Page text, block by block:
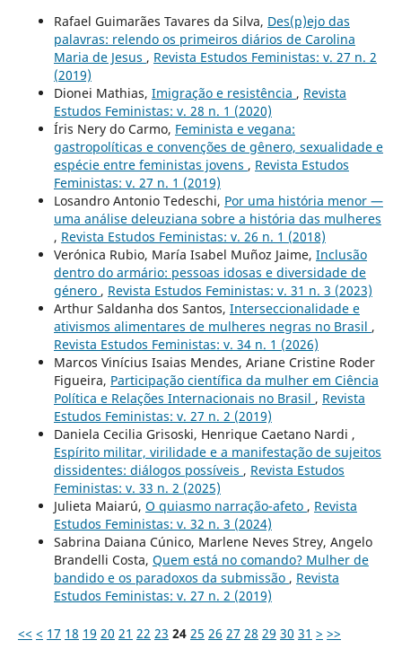
Rafael Guimarães Tavares da Silva, Des(p)ejo das
palavras: relendo os primeiros diários de Carolina
Maria de Jesus , Revista Estudos Feministas: v. 27 n. 2
(2019)
Dionei Mathias, Imigração e resistência , Revista
Estudos Feministas: v. 28 n. 1 (2020)
Íris Nery do Carmo, Feminista e vegana:
gastropolíticas e convenções de gênero, sexualidade e
espécie entre feministas jovens , Revista Estudos
Feministas: v. 27 n. 1 (2019)
Losandro Antonio Tedeschi, Por uma história menor —
uma análise deleuziana sobre a história das mulheres
, Revista Estudos Feministas: v. 26 n. 1 (2018)
Verónica Rubio, María Isabel Muñoz Jaime, Inclusão
dentro do armário: pessoas idosas e diversidade de
género , Revista Estudos Feministas: v. 31 n. 3 (2023)
Arthur Saldanha dos Santos, Interseccionalidade e
ativismos alimentares de mulheres negras no Brasil ,
Revista Estudos Feministas: v. 34 n. 1 (2026)
Marcos Vinícius Isaias Mendes, Ariane Cristine Roder
Figueira, Participação científica da mulher em Ciência
Política e Relações Internacionais no Brasil , Revista
Estudos Feministas: v. 27 n. 2 (2019)
Daniela Cecilia Grisoski, Henrique Caetano Nardi ,
Espírito militar, virilidade e a manifestação de sujeitos
dissidentes: diálogos possíveis , Revista Estudos
Feministas: v. 33 n. 2 (2025)
Julieta Maiarú, O quiasmo narração-afeto , Revista
Estudos Feministas: v. 32 n. 3 (2024)
Sabrina Daiana Cúnico, Marlene Neves Strey, Angelo
Brandelli Costa, Quem está no comando? Mulher de
bandido e os paradoxos da submissão , Revista
Estudos Feministas: v. 27 n. 2 (2019)
<< < 17 18 19 20 21 22 23 24 25 26 27 28 29 30 31 > >>